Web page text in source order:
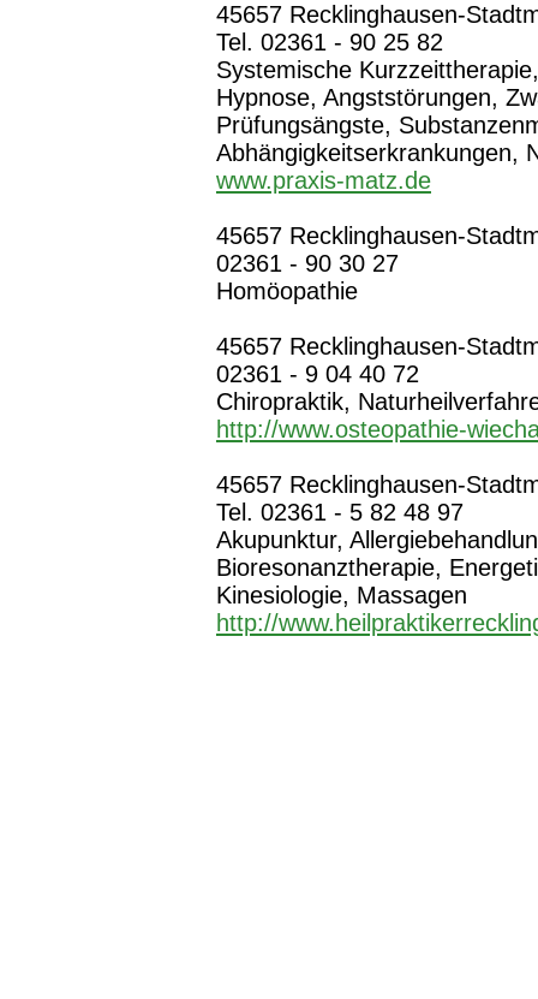
45657 Recklinghausen-
Tel. 02361 - 90 25 82
Systemische
Hypnose, Angststörungen,
Prüfungsängste,
Abhängigkeitserkrankungen,
www.praxis-matz.de
45657 Recklinghausen-
02361 - 90 30 27
Homöopathie
45657 Recklinghausen-
02361 - 9 04 40 72
Chiropraktik,
http://www.osteopathie-
45657 Recklinghausen-
Tel. 02361 - 5 82 48 97
Akupunktur,
Bioresonanztherapie,
Kinesiologie, Massagen
http://